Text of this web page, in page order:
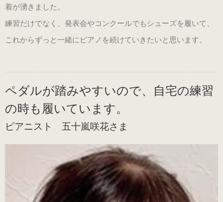
着が湧きました。
練習だけでなく、発表会やコンクールでもシューズを履いて、
これからずっと一緒にピアノを続けていきたいと思います。
ペダルが踏みやすいので、自宅の練習
の時も履いています。
ピアニスト 五十嵐咲花さま